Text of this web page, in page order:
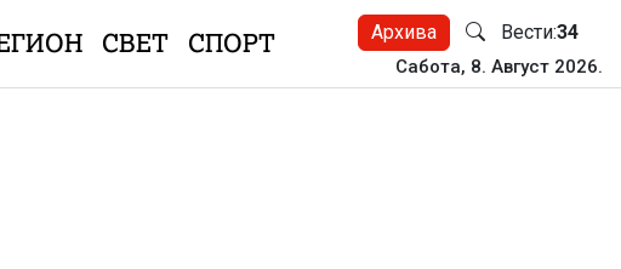
СВЕТ СПОРТ Архива Вести:34
Сабота, 8. Август 2026.